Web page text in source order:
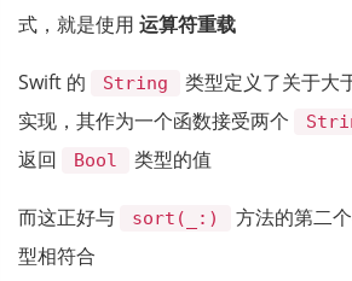
式，就是使用 运算符重载
Swift 的 String 类型定义了关于大
实现，其作为一个函数接受两个
返回
Bool 类型的值
而这正好与 sort(_:)
方法的第二
型相符合